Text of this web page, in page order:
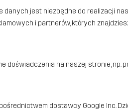
jest niezbędne do realizacji
i partnerów, których
doświadczenia na naszej stronie,
dostawcy Google Inc.